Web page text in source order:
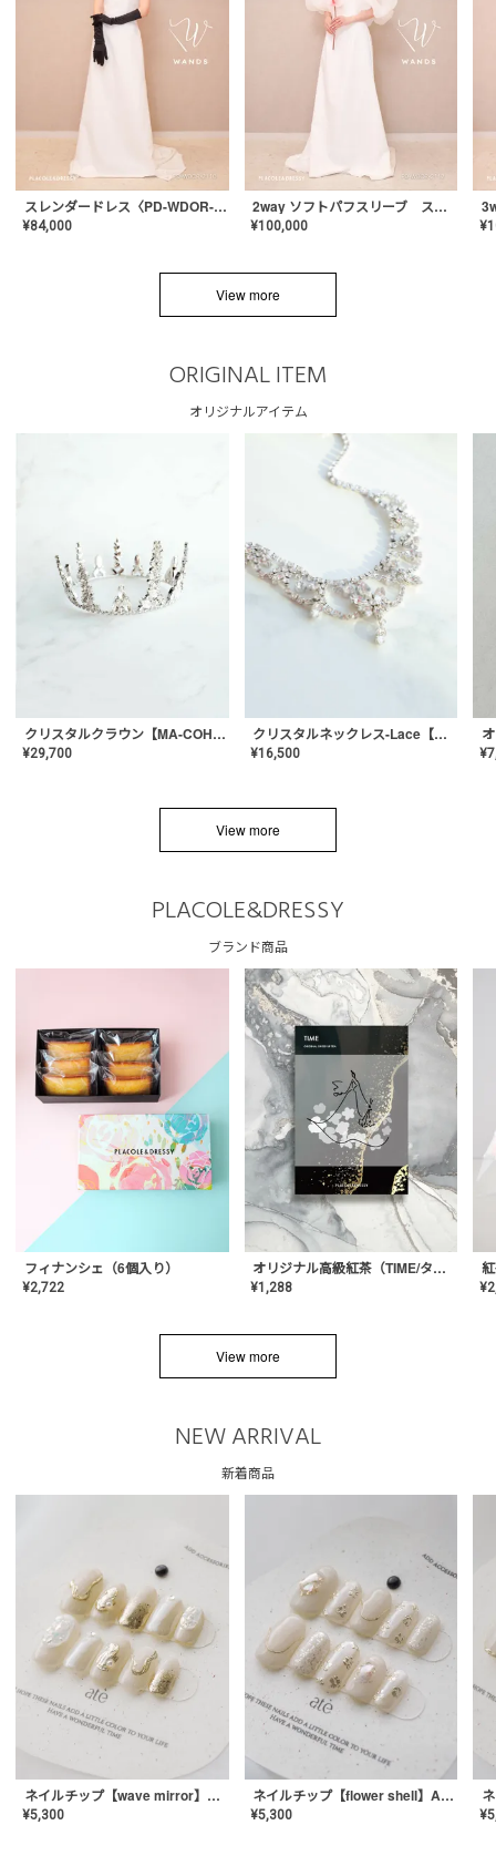
スレンダードレス〈PD-WDOR-2110〉
¥84,000
2way ソフトパフスリーブ スレンダードレス〈PD-WDOR-2112〉
¥100,000 ¥
View more
ORIGINAL ITEM
オリジナルアイテム
クリスタルクラウン【MA-COHD-01】韓国風クラウン/ウェディングクラウン/ティアラ
¥29,700
クリスタルネックレス-Lace【MA-CONL-02】
¥16,500 ¥
View more
PLACOLE&DRESSY
ブランド商品
フィナンシェ（6個入り）
¥2,722
オリジナル高級紅茶（TIME/タイム）【ギフト/プチギフト/プレゼント/内祝い/結婚式/オリジナル配合/高品質/ハーブティー/茶葉/記念日/お返し/手土産/美容/おしゃれ】
¥1,288 ¥
View more
NEW ARRIVAL
新着商品
ネイルチップ【wave mirror】AE-CONA-04
¥5,300
ネイルチップ【flower shell】AE-CONA-03
¥5,300 ¥